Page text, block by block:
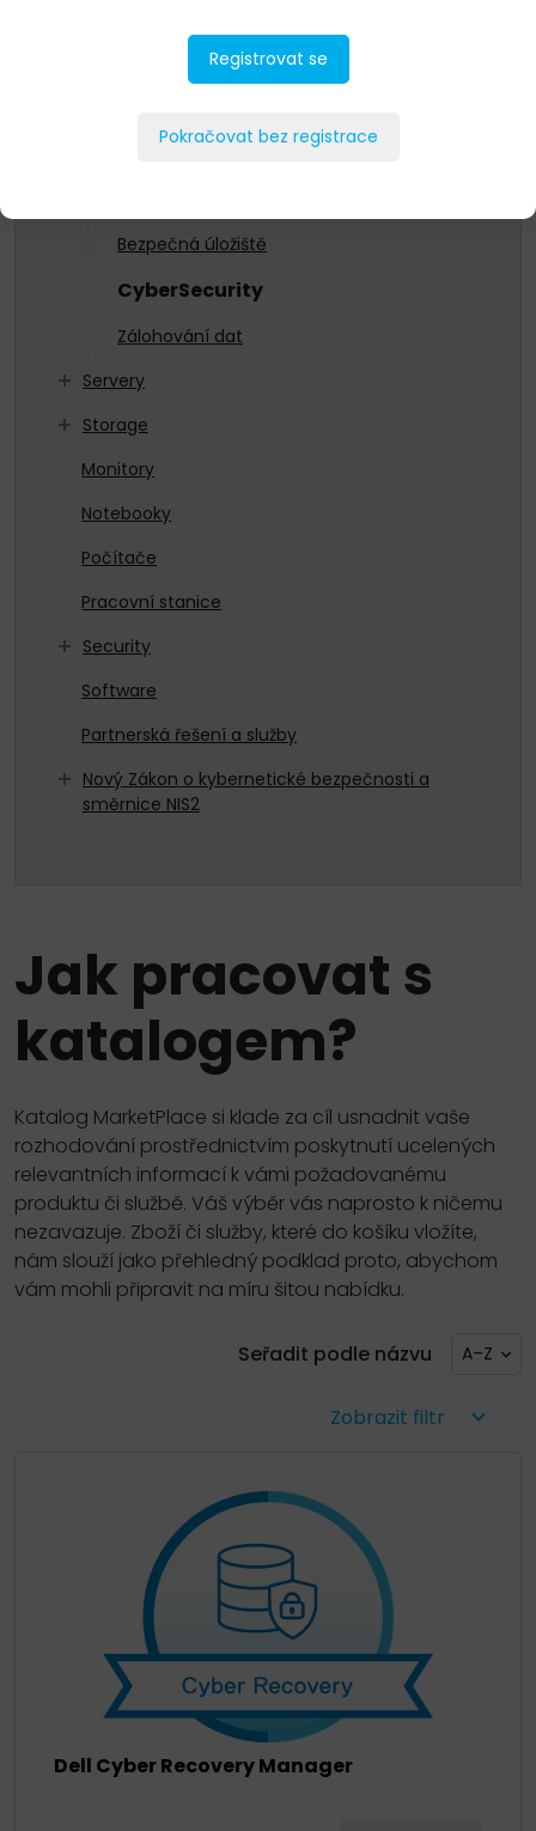
Datacenterová infrastruktura
Bezpečná úložiště
CyberSecurity
Zálohování dat
Servery
Storage
Monitory
Notebooky
Počítače
Pracovní stanice
Security
Software
Partnerská řešení a služby
Nový Zákon o kybernetické bezpečnosti a
směrnice NIS2
Jak pracovat s
katalogem?
Katalog MarketPlace si klade za cíl usnadnit vaše
rozhodování prostřednictvím poskytnutí ucelených
relevantních informací k vámi požadovanému
produktu či službě. Váš výběr vás naprosto k ničemu
nezavazuje. Zboží či služby, které do košíku vložíte,
nám slouží jako přehledný podklad proto, abychom
vám mohli připravit na míru šitou nabídku.
Seřadit podle názvu A–Z
Zobrazit filtr
Dell Cyber Recovery Manager
Registrovat se
Pokračovat bez registrace